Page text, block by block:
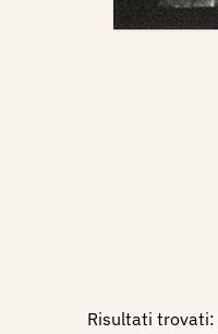
Risultati trovati: